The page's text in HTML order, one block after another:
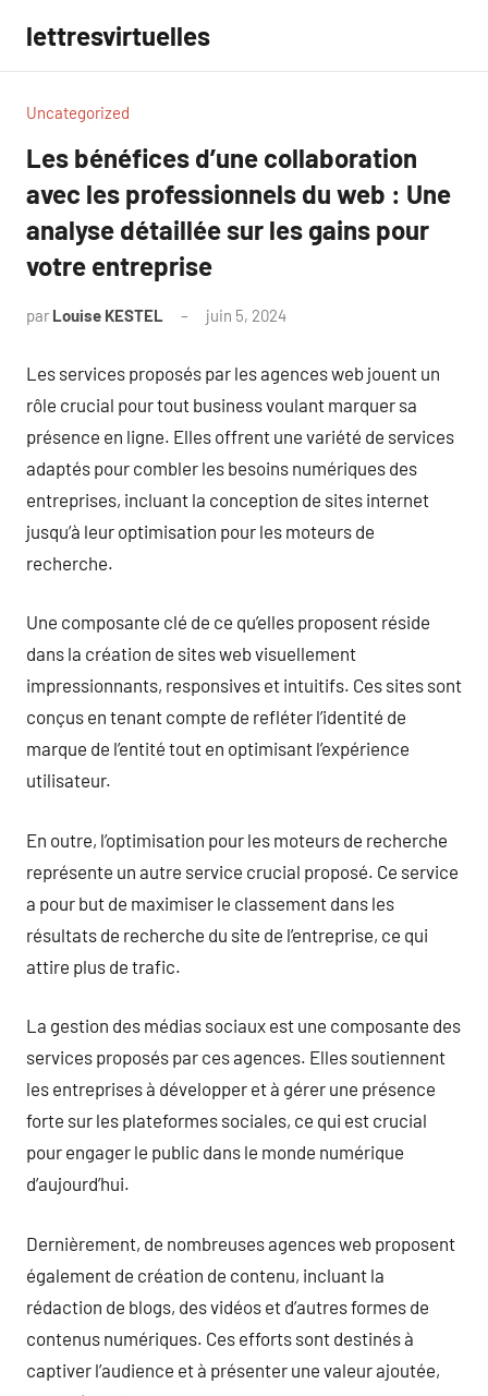
contenu
lettresvirtuelles
Uncategorized
Les bénéfices d’une collaboration
avec les professionnels du web : Une
analyse détaillée sur les gains pour
votre entreprise
par Louise KESTEL juin 5, 2024
Les services proposés par les agences web jouent un
rôle crucial pour tout business voulant marquer sa
présence en ligne. Elles offrent une variété de services
adaptés pour combler les besoins numériques des
entreprises, incluant la conception de sites internet
jusqu’à leur optimisation pour les moteurs de
recherche.
Une composante clé de ce qu’elles proposent réside
dans la création de sites web visuellement
impressionnants, responsives et intuitifs. Ces sites sont
conçus en tenant compte de refléter l’identité de
marque de l’entité tout en optimisant l’expérience
utilisateur.
En outre, l’optimisation pour les moteurs de recherche
représente un autre service crucial proposé. Ce service
a pour but de maximiser le classement dans les
résultats de recherche du site de l’entreprise, ce qui
attire plus de trafic.
La gestion des médias sociaux est une composante des
services proposés par ces agences. Elles soutiennent
les entreprises à développer et à gérer une présence
forte sur les plateformes sociales, ce qui est crucial
pour engager le public dans le monde numérique
d’aujourd’hui.
Dernièrement, de nombreuses agences web proposent
également de création de contenu, incluant la
rédaction de blogs, des vidéos et d’autres formes de
contenus numériques. Ces efforts sont destinés à
captiver l’audience et à présenter une valeur ajoutée,